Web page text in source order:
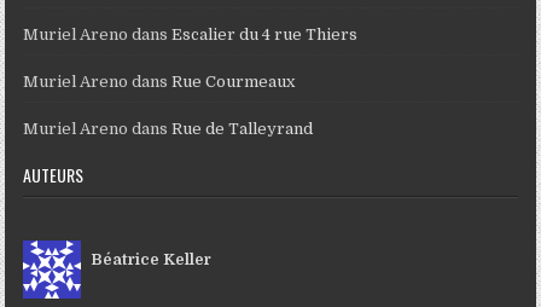
Muriel Areno dansEscalier du 4 rue Thiers
Muriel Areno dansRue Courmeaux
Muriel Areno dansRue de Talleyrand
AUTEURS
Béatrice Keller